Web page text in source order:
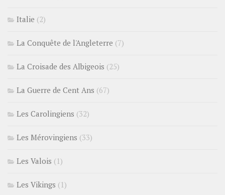
Italie (2)
La Conquête de l'Angleterre (7)
La Croisade des Albigeois (25)
La Guerre de Cent Ans (67)
Les Carolingiens (32)
Les Mérovingiens (33)
Les Valois (1)
Les Vikings (1)